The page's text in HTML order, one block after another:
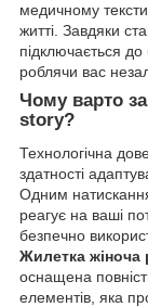
медичному
житті. Завдяки
підключається
роблячи вас
Чому варто
story?
Технологічна
здатності
Одним
реагує на ваші
безпечно
Жилетка жіноча
оснащена
елементів, яка